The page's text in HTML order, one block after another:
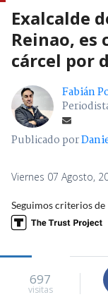
Exalcalde
Reinao, es
cárcel por
Fabián
Publicado por
Viernes 07 Agosto,
Seguimos criterios de
697
visitas